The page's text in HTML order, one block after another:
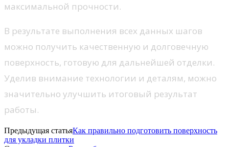
максимальной прочности.
В результате выполнения всех данных шагов
можно получить качественную и долговечную
поверхность, готовую для дальнейшей отделки.
Уделив внимание технологии и деталям, можно
значительно улучшить итоговый результат
работы.
Предыдущая статьяКак правильно подготовить поверхность
для укладки плитки